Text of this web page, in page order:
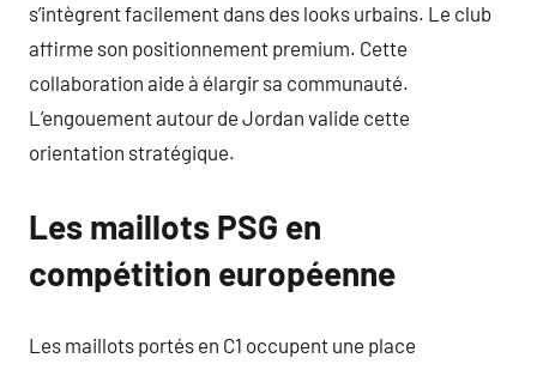
s’intègrent facilement dans des looks urbains. Le club
affirme son positionnement premium. Cette
collaboration aide à élargir sa communauté.
L’engouement autour de Jordan valide cette
orientation stratégique.
Les maillots PSG en
compétition européenne
Les maillots portés en C1 occupent une place